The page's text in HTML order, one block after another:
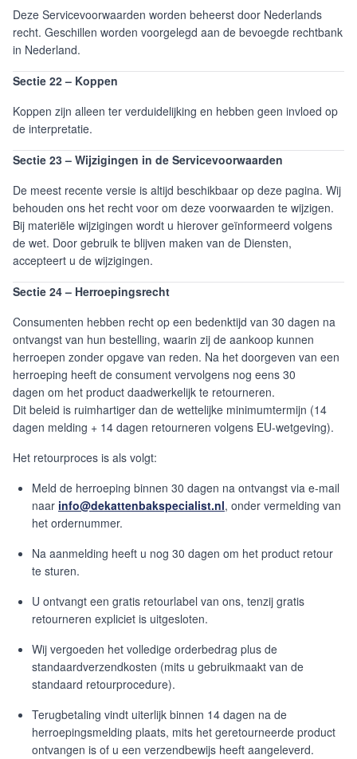
Deze Servicevoorwaarden worden beheerst door Nederlands
recht. Geschillen worden voorgelegd aan de bevoegde rechtbank
in Nederland.
Sectie 22 – Koppen
Koppen zijn alleen ter verduidelijking en hebben geen invloed op
de interpretatie.
Sectie 23 – Wijzigingen in de Servicevoorwaarden
De meest recente versie is altijd beschikbaar op deze pagina. Wij
behouden ons het recht voor om deze voorwaarden te wijzigen.
Bij materiële wijzigingen wordt u hierover geïnformeerd volgens
de wet. Door gebruik te blijven maken van de Diensten,
accepteert u de wijzigingen.
Sectie 24 – Herroepingsrecht
Consumenten hebben recht op een bedenktijd van 30 dagen na
ontvangst van hun bestelling, waarin zij de aankoop kunnen
herroepen zonder opgave van reden. Na het doorgeven van een
herroeping heeft de consument vervolgens nog eens 30
dagen om het product daadwerkelijk te retourneren.
Dit beleid is ruimhartiger dan de wettelijke minimumtermijn (14
dagen melding + 14 dagen retourneren volgens EU-wetgeving).
Het retourproces is als volgt:
Meld de herroeping binnen 30 dagen na ontvangst via e-mail
naar info@dekattenbakspecialist.nl, onder vermelding van
het ordernummer.
Na aanmelding heeft u nog 30 dagen om het product retour
te sturen.
U ontvangt een gratis retourlabel van ons, tenzij gratis
retourneren expliciet is uitgesloten.
Wij vergoeden het volledige orderbedrag plus de
standaardverzendkosten (mits u gebruikmaakt van de
standaard retourprocedure).
Terugbetaling vindt uiterlijk binnen 14 dagen na de
herroepingsmelding plaats, mits het geretourneerde product
ontvangen is of u een verzendbewijs heeft aangeleverd.